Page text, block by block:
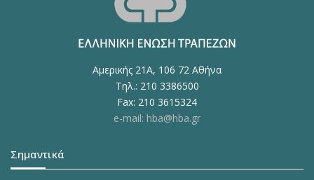
Αμερικής 21Α, 106 72 Αθήνα
Τηλ.: 210 3386500
Fax: 210 3615324
e-mail: hba@hba.gr
Σημαντικά